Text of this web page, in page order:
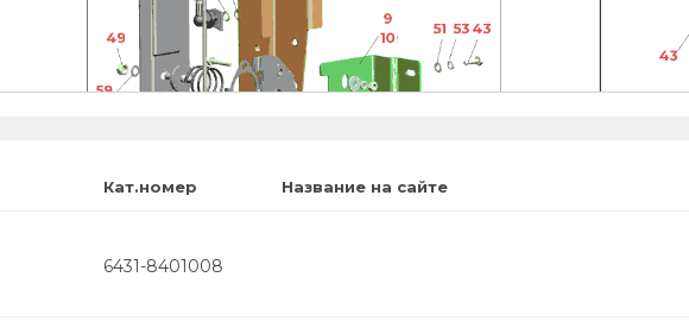
51
43
43
49
53
59
9
10
Кат.номер Название на сайте
6431-8401008